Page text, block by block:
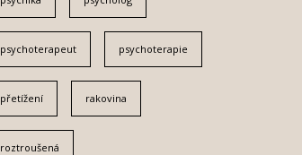
psychoterapeut psychoterapie
přetížení rakovina
roztroušená